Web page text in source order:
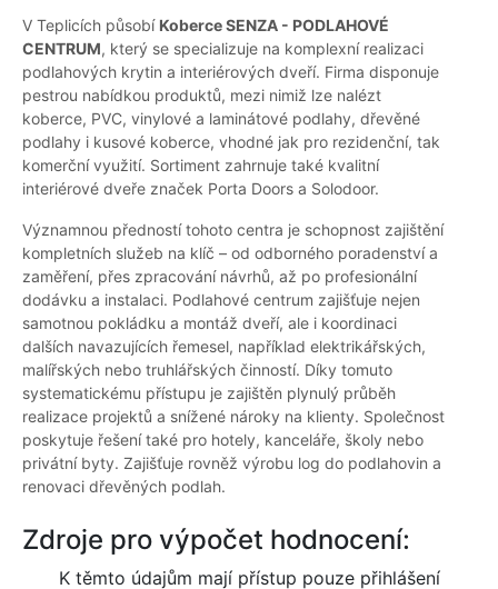
V Teplicích působí Koberce SENZA - PODLAHOVÉ
CENTRUM, který se specializuje na komplexní realizaci
podlahových krytin a interiérových dveří. Firma disponuje
pestrou nabídkou produktů, mezi nimiž lze nalézt
koberce, PVC, vinylové a laminátové podlahy, dřevěné
podlahy i kusové koberce, vhodné jak pro rezidenční, tak
komerční využití. Sortiment zahrnuje také kvalitní
interiérové dveře značek Porta Doors a Solodoor.
Významnou předností tohoto centra je schopnost zajištění
kompletních služeb na klíč – od odborného poradenství a
zaměření, přes zpracování návrhů, až po profesionální
dodávku a instalaci. Podlahové centrum zajišťuje nejen
samotnou pokládku a montáž dveří, ale i koordinaci
dalších navazujících řemesel, například elektrikářských,
malířských nebo truhlářských činností. Díky tomuto
systematickému přístupu je zajištěn plynulý průběh
realizace projektů a snížené nároky na klienty. Společnost
poskytuje řešení také pro hotely, kanceláře, školy nebo
privátní byty. Zajišťuje rovněž výrobu log do podlahovin a
renovaci dřevěných podlah.
Zdroje pro výpočet hodnocení:
K těmto údajům mají přístup pouze přihlášení